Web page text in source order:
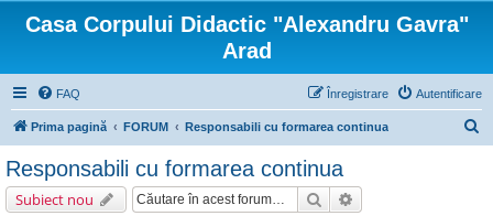
Casa Corpului Didactic "Alexandru Gavra"
Arad
FAQ Autentificare
Înregistrare
Prima pagină FORUM Responsabili cu formarea continua
Responsabili cu formarea continua
Subiect nou Căutare